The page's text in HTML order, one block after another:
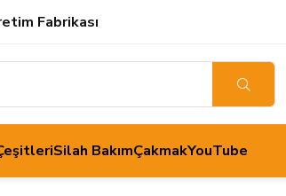
Fabrikası
Silah BakımÇakmakYouTube